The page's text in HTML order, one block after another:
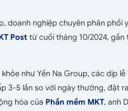
doanh nghiệp chuyên phân phối
Post từ cuối tháng 10/2024, gần
như Yến Na Group, các dịp lễ
3-5 lần so với ngày thường, đặt
hóa của Phần mềm MKT, anh